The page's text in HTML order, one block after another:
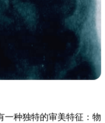
一种独特的审美特征：物